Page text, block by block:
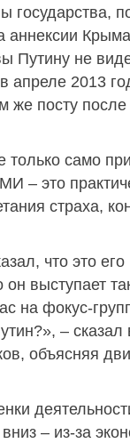
государства,
аннексии
Путину не
2013
же посту после
только само
– это
страха,
что это
выступает
на фокус-
– сказал
объясняя
– из-за